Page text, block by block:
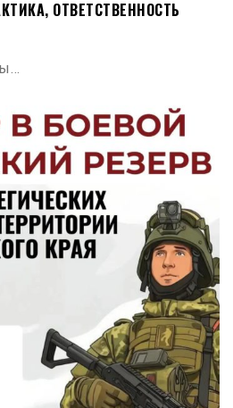
ОТВЕТСТВЕННОСТЬ